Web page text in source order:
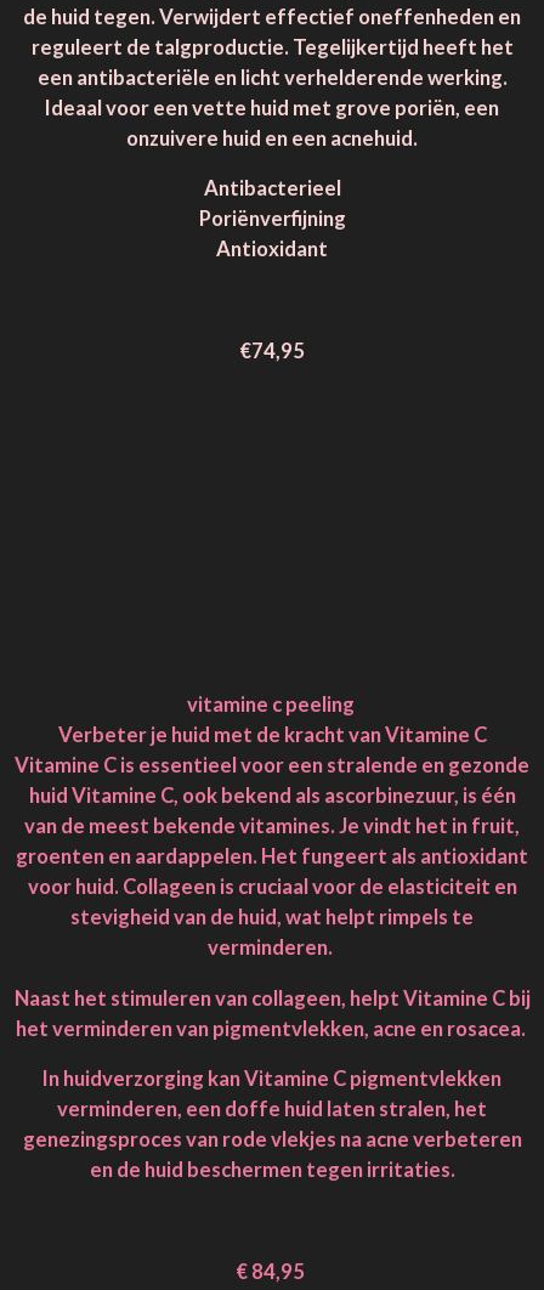
de huid tegen. Verwijdert effectief oneffenheden en
reguleert de talgproductie. Tegelijkertijd heeft het
een antibacteriële en licht verhelderende werking.
Ideaal voor een vette huid met grove poriën, een
onzuivere huid en een acnehuid.
Antibacterieel
Poriënverfijning
Antioxidant
€74,95
vitamine c peeling
Verbeter je huid met de kracht van Vitamine C
Vitamine C is essentieel voor een stralende en gezonde
huid Vitamine C, ook bekend als ascorbinezuur, is één
van de meest bekende vitamines. Je vindt het in fruit,
groenten en aardappelen. Het fungeert als antioxidant
voor huid. Collageen is cruciaal voor de elasticiteit en
stevigheid van de huid, wat helpt rimpels te
verminderen.
Naast het stimuleren van collageen, helpt Vitamine C bij
het verminderen van pigmentvlekken, acne en rosacea.
In huidverzorging kan Vitamine C pigmentvlekken
verminderen, een doffe huid laten stralen, het
genezingsproces van rode vlekjes na acne verbeteren
en de huid beschermen tegen irritaties.
€ 84,95